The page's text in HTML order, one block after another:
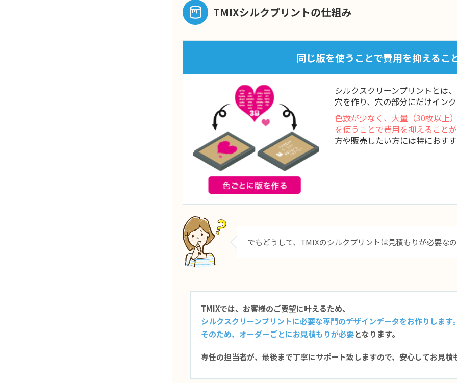
TMIXシルクプリントの仕組み
同じ版を使うことで費用を抑えるこ
シルクスクリーンプリントとは
穴を作り、穴の部分にだけイン
色数が少なく、大量（30枚以上
を使うことで費用を抑えること
方や販売したい方には特におす
でもどうして、TMIXのシルクプリントは見積もりが必要な
TMIXでは、お客様のご要望に叶えるため、
シルクスクリーンプリントに必要な専門のデザインデータをお作りします
そのため、オーダーごとにお見積もりが必要となります。
専任の担当者が、最後まで丁寧にサポート致しますので、安心してお見積